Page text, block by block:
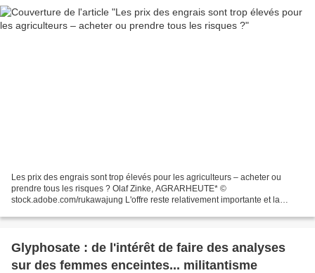
Les prix des engrais sont trop élevés pour les agriculteurs – acheter ou
prendre tous les risques ? Olaf Zinke, AGRARHEUTE* ©
stock.adobe.com/rukawajung L'offre reste relativement importante et la
Glyphosate : de l'intérêt de faire des analyses
sur des femmes enceintes... militantisme